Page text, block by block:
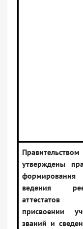
Правительством
утверждены
ведения
присвоении
званий и